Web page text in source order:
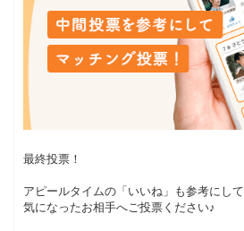
最終投票！
アピールタイムの「いいね」も参考にして
気になったお相手へご投票ください♪